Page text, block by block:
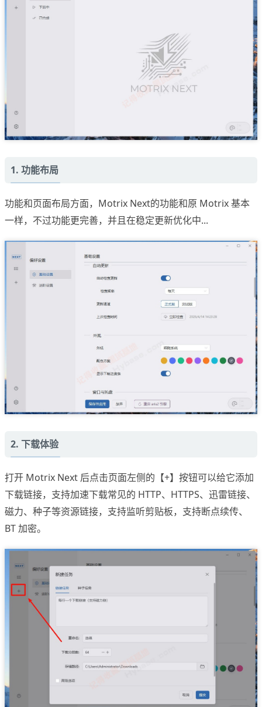
1. 功能布局
功能和页面布局方面，Motrix Next的功能和原 Motrix 基本
一样，不过功能更完善，并且在稳定更新优化中...
2. 下载体验
打开 Motrix Next 后点击页面左侧的【+】按钮可以给它添加
下载链接，支持加速下载常见的 HTTP、HTTPS、迅雷链接、
磁力、种子等资源链接，支持监听剪贴板，支持断点续传、
BT 加密。